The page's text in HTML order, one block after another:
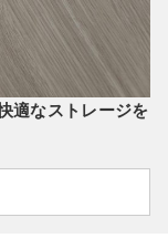
適なストレージを